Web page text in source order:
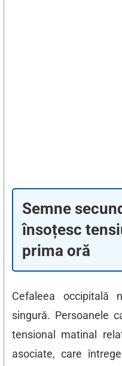
Semne
însoțesc
prima oră
Cefaleea occipitală
singură. Persoanele
tensional matinal
asociate, care